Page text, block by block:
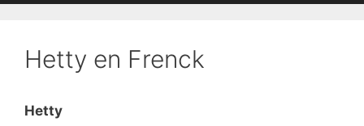
Hetty en Frenck
Hetty